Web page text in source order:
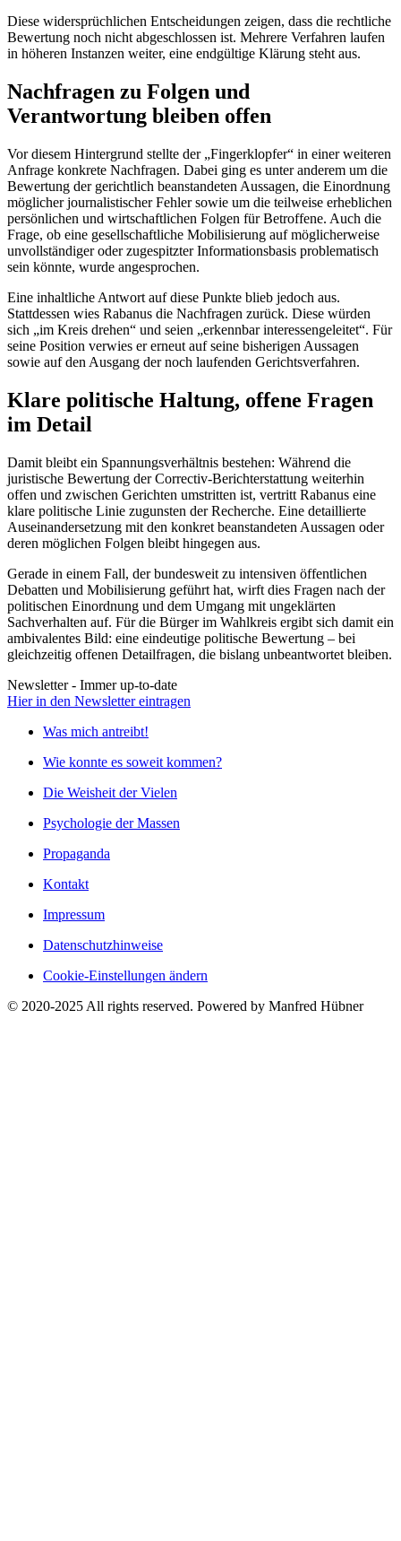
Diese widersprüchlichen Entscheidungen zeigen, dass die rechtliche
Bewertung noch nicht abgeschlossen ist. Mehrere Verfahren laufen
in höheren Instanzen weiter, eine endgültige Klärung steht aus.
Nachfragen zu Folgen und
Verantwortung bleiben offen
Vor diesem Hintergrund stellte der „Fingerklopfer“ in einer weiteren
Anfrage konkrete Nachfragen. Dabei ging es unter anderem um die
Bewertung der gerichtlich beanstandeten Aussagen, die Einordnung
möglicher journalistischer Fehler sowie um die teilweise erheblichen
persönlichen und wirtschaftlichen Folgen für Betroffene. Auch die
Frage, ob eine gesellschaftliche Mobilisierung auf möglicherweise
unvollständiger oder zugespitzter Informationsbasis problematisch
sein könnte, wurde angesprochen.
Eine inhaltliche Antwort auf diese Punkte blieb jedoch aus.
Stattdessen wies Rabanus die Nachfragen zurück. Diese würden
sich „im Kreis drehen“ und seien „erkennbar interessengeleitet“. Für
seine Position verwies er erneut auf seine bisherigen Aussagen
sowie auf den Ausgang der noch laufenden Gerichtsverfahren.
Klare politische Haltung, offene Fragen
im Detail
Damit bleibt ein Spannungsverhältnis bestehen: Während die
juristische Bewertung der Correctiv-Berichterstattung weiterhin
offen und zwischen Gerichten umstritten ist, vertritt Rabanus eine
klare politische Linie zugunsten der Recherche. Eine detaillierte
Auseinandersetzung mit den konkret beanstandeten Aussagen oder
deren möglichen Folgen bleibt hingegen aus.
Gerade in einem Fall, der bundesweit zu intensiven öffentlichen
Debatten und Mobilisierung geführt hat, wirft dies Fragen nach der
politischen Einordnung und dem Umgang mit ungeklärten
Sachverhalten auf. Für die Bürger im Wahlkreis ergibt sich damit ein
ambivalentes Bild: eine eindeutige politische Bewertung – bei
gleichzeitig offenen Detailfragen, die bislang unbeantwortet bleiben.
Newsletter - Immer up-to-date
Hier in den Newsletter eintragen
Was mich antreibt!
Wie konnte es soweit kommen?
Die Weisheit der Vielen
Psychologie der Massen
Propaganda
Kontakt
Impressum
Datenschutzhinweise
Cookie-Einstellungen ändern
© 2020-2025 All rights reserved. Powered by Manfred Hübner